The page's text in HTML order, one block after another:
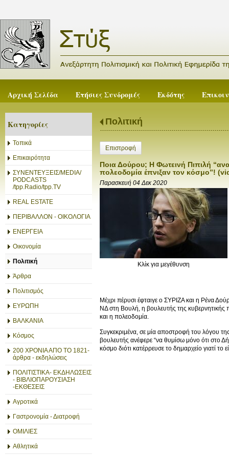
Αρχική Σελίδα Ετήσιες Συνδρομές Εκδότης
Κατηγορίες
Τοπικά
Επικαιρότητα
ΣΥΝΕΝΤΕΥΞΕΙΣ/MEDIA/
PODCASTS
/tpp.Radio/tpp.TV
REAL ESTATE
ΠΕΡΙΒΑΛΛΟΝ - ΟΙΚΟΛΟΓΙΑ
ΕΝΕΡΓΕΙΑ
Οικονομία
Πολιτική
Άρθρα
Πολιτισμός
ΕΥΡΩΠΗ
ΒΑΛΚΑΝΙΑ
Κόσμος
200 ΧΡΟΝΙΑ ΑΠΟ ΤΟ 1821-
άρθρα - εκδηλώσεις
ΠΟΛΙΤΙΣΤΙΚΑ- ΕΚΔΗΛΩΣΕΙΣ
- ΒΙΒΛΙΟΠΑΡΟΥΣΙΑΣΗ
-ΕΚΘΕΣΕΙΣ
Αγροτικά
Γαστρονομία - Διατροφή
ΟΜΙΛΙΕΣ
Αθλητικά
Πολιτική
Επιστροφή
Ποια Δούρου; Η Φωτεινή Πιπιλή
πολεοδομία έπνιξαν τον κόσμο”!
Παρασκευή 04 Δεκ 2020
Κλίκ για μεγέθυνση
Μέχρι πέρυσι έφταιγε ο ΣΥΡΙΖΑ και η Ρένα
ΝΔ στη Βουλή, η βουλευτής της κυβερνητικής
και η πολεοδομία.
Συγκεκριμένα, σε μία αποστροφή του λόγου της
βουλευτής ανέφερε “να θυμίσω μόνο ότι στο
κόσμο διότι κατέρρευσε το δημαρχείο γιατί το